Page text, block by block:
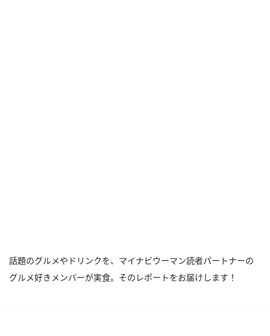
話題のグルメやドリンクを、マイナビウーマン読者パートナーの
グルメ好きメンバーが実食。そのレポートをお届けします！